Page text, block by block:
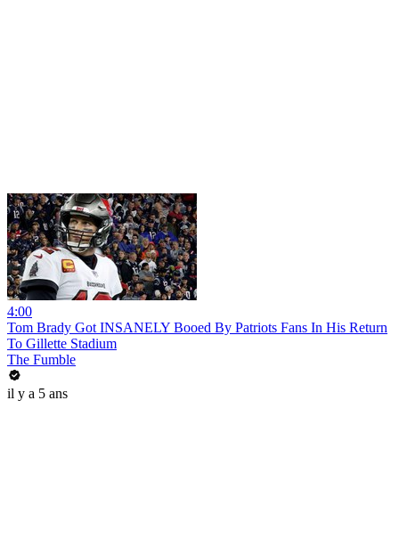
4:00
Tom Brady Got INSANELY Booed By Patriots Fans In His Return
To Gillette Stadium
The Fumble
il y a 5 ans